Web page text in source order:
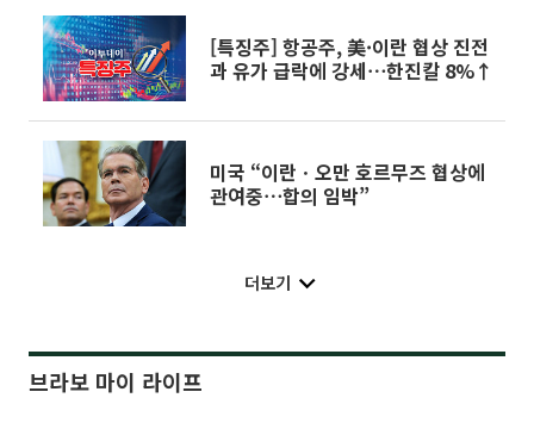
[특징주] 항공주, 美·이란 협상 진전
과 유가 급락에 강세⋯한진칼 8%↑
미국 “이란ㆍ오만 호르무즈 협상에
관여중⋯합의 임박”
더보기
브라보 마이 라이프